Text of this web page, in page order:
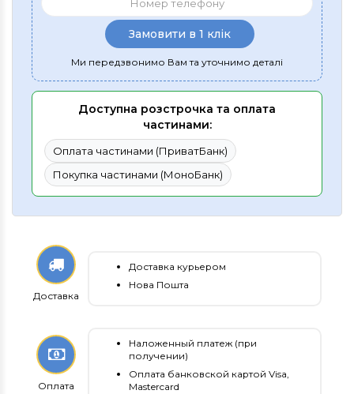
Замовити в 1 клік
Ми передзвонимо Вам та уточнимо деталі
Доступна розстрочка та оплата
частинами:
Оплата частинами (ПриватБанк)
Покупка частинами (МоноБанк)
Доставка
Доставка курьером
Нова Пошта
Оплата
Наложенный платеж (при
получении)
Оплата банковской картой Visa,
Mastercard